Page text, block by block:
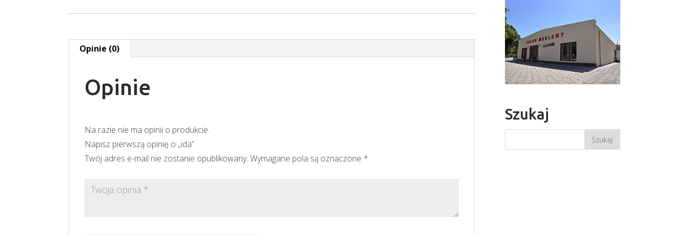
Opinie (0)
Opinie
Na razie nie ma opinii o produkcie.
Napisz pierwszą opinię o „ida”
Twój adres e-mail nie zostanie opublikowany. Wymagane pola są oznaczone *
Szukaj